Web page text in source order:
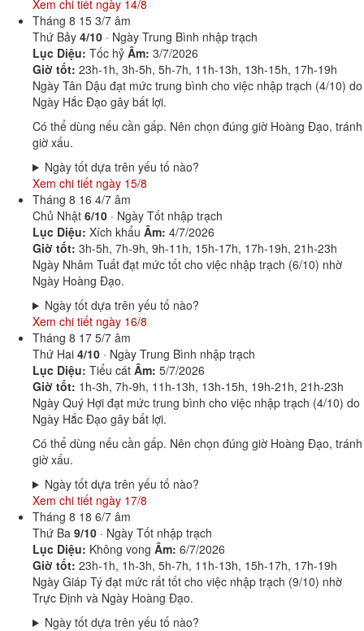
Xem chi tiết ngày 14/8
Tháng 8 15 3/7 âm
Thứ Bảy 4/10 · Ngày Trung Bình nhập trạch
Lục Diệu: Tốc hỷ Âm: 3/7/2026
Giờ tốt: 23h-1h, 3h-5h, 5h-7h, 11h-13h, 13h-15h, 17h-19h
Ngày Tân Dậu đạt mức trung bình cho việc nhập trạch (4/10) do
Ngày Hắc Đạo gây bất lợi.
Có thể dùng nếu cần gấp. Nên chọn đúng giờ Hoàng Đạo, tránh
giờ xấu.
Ngày tốt dựa trên yếu tố nào?
Xem chi tiết ngày 15/8
Tháng 8 16 4/7 âm
Chủ Nhật 6/10 · Ngày Tốt nhập trạch
Lục Diệu: Xích khẩu Âm: 4/7/2026
Giờ tốt: 3h-5h, 7h-9h, 9h-11h, 15h-17h, 17h-19h, 21h-23h
Ngày Nhâm Tuất đạt mức tốt cho việc nhập trạch (6/10) nhờ
Ngày Hoàng Đạo.
Ngày tốt dựa trên yếu tố nào?
Xem chi tiết ngày 16/8
Tháng 8 17 5/7 âm
Thứ Hai 4/10 · Ngày Trung Bình nhập trạch
Lục Diệu: Tiểu cát Âm: 5/7/2026
Giờ tốt: 1h-3h, 7h-9h, 11h-13h, 13h-15h, 19h-21h, 21h-23h
Ngày Quý Hợi đạt mức trung bình cho việc nhập trạch (4/10) do
Ngày Hắc Đạo gây bất lợi.
Có thể dùng nếu cần gấp. Nên chọn đúng giờ Hoàng Đạo, tránh
giờ xấu.
Ngày tốt dựa trên yếu tố nào?
Xem chi tiết ngày 17/8
Tháng 8 18 6/7 âm
Thứ Ba 9/10 · Ngày Tốt nhập trạch
Lục Diệu: Không vong Âm: 6/7/2026
Giờ tốt: 23h-1h, 1h-3h, 5h-7h, 11h-13h, 15h-17h, 17h-19h
Ngày Giáp Tý đạt mức rất tốt cho việc nhập trạch (9/10) nhờ
Trực Định và Ngày Hoàng Đạo.
Ngày tốt dựa trên yếu tố nào?